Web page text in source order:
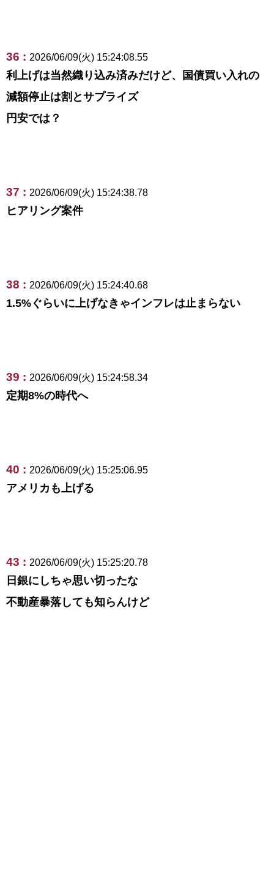
36 : 2026/06/09(火) 15:24:08.55
利上げは当然織り込み済みだけど、国債買い入れの
減額停止は割とサプライズ
円安では？
37 : 2026/06/09(火) 15:24:38.78
ヒアリング案件
38 : 2026/06/09(火) 15:24:40.68
1.5%ぐらいに上げなきゃインフレは止まらない
39 : 2026/06/09(火) 15:24:58.34
定期8%の時代へ
40 : 2026/06/09(火) 15:25:06.95
アメリカも上げる
43 : 2026/06/09(火) 15:25:20.78
日銀にしちゃ思い切ったな
不動産暴落しても知らんけど